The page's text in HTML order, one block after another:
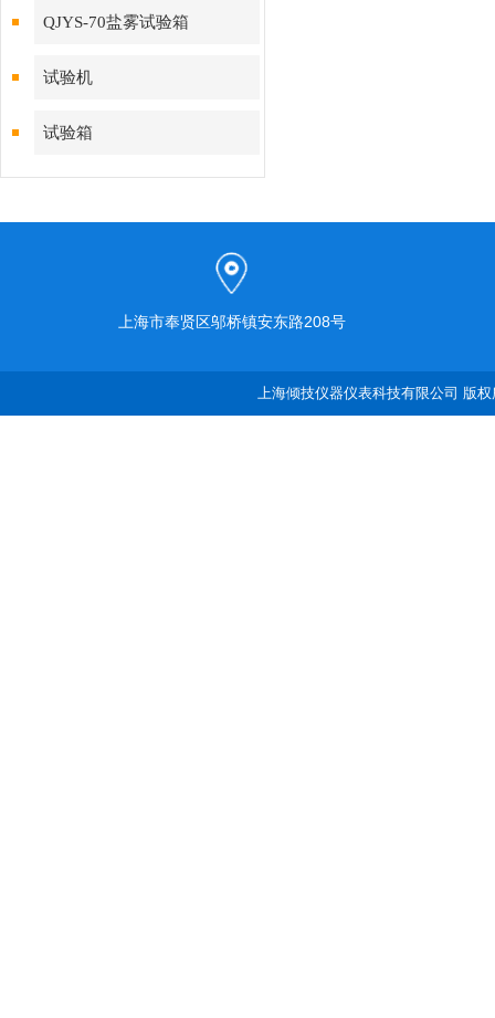
QJYS-70盐雾试验箱
试验机
试验箱
上海市奉贤区邬桥镇安东路208号
上海倾技仪器仪表科技有限公司 版